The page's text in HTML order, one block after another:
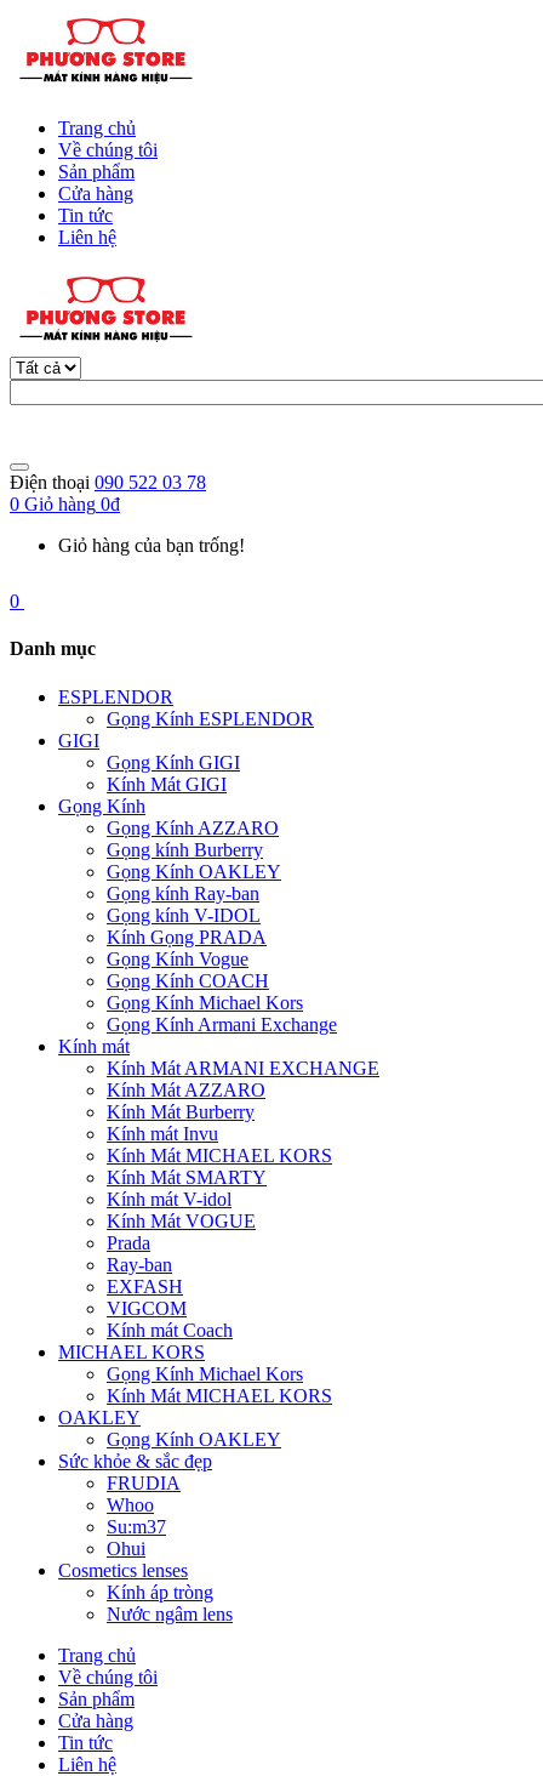
Trang chủ
Về chúng tôi
Sản phẩm
Cửa hàng
Tin tức
Liên hệ
Điện thoại 090 522 03 78
0 Giỏ hàng 0đ
Giỏ hàng của bạn trống!
0
Danh mục
ESPLENDOR
Gọng Kính ESPLENDOR
GIGI
Gọng Kính GIGI
Kính Mát GIGI
Gọng Kính
Gọng Kính AZZARO
Gọng kính Burberry
Gọng Kính OAKLEY
Gọng kính Ray-ban
Gọng kính V-IDOL
Kính Gọng PRADA
Gọng Kính Vogue
Gọng Kính COACH
Gọng Kính Michael Kors
Gọng Kính Armani Exchange
Kính mát
Kính Mát ARMANI EXCHANGE
Kính Mát AZZARO
Kính Mát Burberry
Kính mát Invu
Kính Mát MICHAEL KORS
Kính Mát SMARTY
Kính mát V-idol
Kính Mát VOGUE
Prada
Ray-ban
EXFASH
VIGCOM
Kính mát Coach
MICHAEL KORS
Gọng Kính Michael Kors
Kính Mát MICHAEL KORS
OAKLEY
Gọng Kính OAKLEY
Sức khỏe & sắc đẹp
FRUDIA
Whoo
Su:m37
Ohui
Cosmetics lenses
Kính áp tròng
Nước ngâm lens
Trang chủ
Về chúng tôi
Sản phẩm
Cửa hàng
Tin tức
Liên hệ